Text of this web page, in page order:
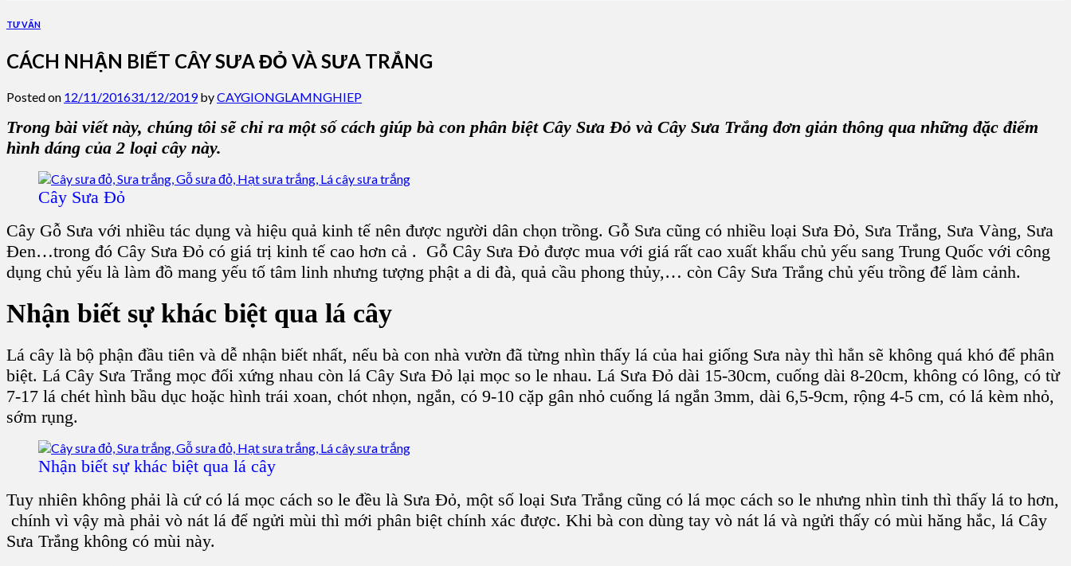
TƯ VẤN
CÁCH NHẬN BIẾT CÂY SƯA ĐỎ VÀ SƯA TRẮNG
Posted on 12/11/201631/12/2019byCAYGIONGLAMNGHIEP
Trong bài viết này, chúng tôi sẽ chỉ ra một số cách giúp bà con phân biệt Cây Sưa Đỏ và Cây Sưa Trắng đơn giản thông qua những đặc điểm
hình dáng của 2 loại cây này.
Cây Sưa Đỏ
Cây Gỗ Sưa với nhiều tác dụng và hiệu quả kinh tế nên được người dân chọn trồng. Gỗ Sưa cũng có nhiều loại Sưa Đỏ, Sưa Trắng, Sưa Vàng, Sưa
Đen…trong đó Cây Sưa Đỏ có giá trị kinh tế cao hơn cả . Gỗ Cây Sưa Đỏ được mua với giá rất cao xuất khẩu chủ yếu sang Trung Quốc với công
dụng chủ yếu là làm đồ mang yếu tố tâm linh nhưng tượng phật a di đà, quả cầu phong thủy,… còn Cây Sưa Trắng chủ yếu trồng để làm cảnh.
Nhận biết sự khác biệt qua lá cây
Lá cây là bộ phận đầu tiên và dễ nhận biết nhất, nếu bà con nhà vườn đã từng nhìn thấy lá của hai giống Sưa này thì hẳn sẽ không quá khó để phân
biệt. Lá Cây Sưa Trắng mọc đối xứng nhau còn lá Cây Sưa Đỏ lại mọc so le nhau. Lá Sưa Đỏ dài 15-30cm, cuống dài 8-20cm, không có lông, có từ
7-17 lá chét hình bầu dục hoặc hình trái xoan, chót nhọn, ngắn, có 9-10 cặp gân nhỏ cuống lá ngắn 3mm, dài 6,5-9cm, rộng 4-5 cm, có lá kèm nhỏ,
sớm rụng.
Nhận biết sự khác biệt qua lá cây
Tuy nhiên không phải là cứ có lá mọc cách so le đều là Sưa Đỏ, một số loại Sưa Trắng cũng có lá mọc cách so le nhưng nhìn tinh thì thấy lá to hơn,
chính vì vậy mà phải vò nát lá để ngửi mùi thì mới phân biệt chính xác được. Khi bà con dùng tay vò nát lá và ngửi thấy có mùi hăng hắc, lá Cây
Sưa Trắng không có mùi này.